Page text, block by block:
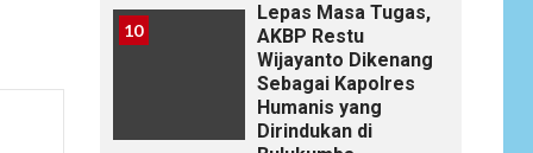
10
Lepas Masa Tugas,
AKBP Restu
Wijayanto Dikenang
Sebagai Kapolres
Humanis yang
Dirindukan di